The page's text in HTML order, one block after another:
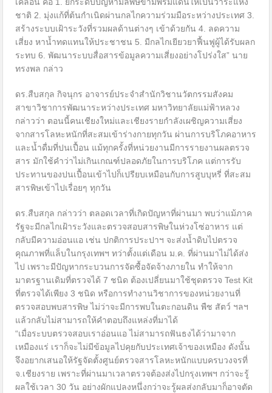
ชาติ 2. มุ่งแก้ที่ต้นกำเนิดผ่านกลไกความร่วมมือระหว่างประเทศ 3.
สร้างระบบเฝ้าระวังที่รวมผลด้านต่างๆ เข้าด้วยกัน 4. ลดความ
เสี่ยง หาน้ำทดแทนให้ประชาชน 5. มีกลไกเยียวยาฟื้นฟูผู้ได้รับผลก
ระทบ 6. พัฒนาระบบสื่อสารข้อมูลความเสี่ยงอย่างโปร่งใส” นาย
ทรงพล กล่าว
ดร.สืบสกุล กิจนุกร อาจารย์ประจำสำนักวิชานวัตกรรมสังคม
สาขาวิชาการพัฒนาระหว่างประเทศ มหาวิทยาลัยแม่ฟ้าหลวง
กล่าวว่า ตอนนี้คนเชียงใหม่และเชียงรายกำลังเผชิญความเสี่ยง
จากสารโลหะหนักที่สะสมเข้าร่างกายทุกวัน ผ่านการบริโภคอาหาร
และน้ำดื่มที่ปนเปื้อน แม้ทุกครั้งที่หน่วยงานมีการรายงานผลตรวจ
สาร มักใช้คำว่าไม่เกินเกณฑ์ปลอดภัยในการบริโภค แต่การรับ
ประทานของปนเปื้อนเข้าไปก็เปรียบเหมือนกับการสูบบุหรี่ ที่สะสม
สารพิษเข้าไปเรื่อยๆ ทุกวัน
ดร.สืบสกุล กล่าวว่า ตลอดเวลาที่เกิดปัญหาที่ผ่านมา พบว่าแม้ภาค
รัฐจะมีกลไกเฝ้าระวังและตรวจสอบสารพิษในห่วงโซ่อาหาร แต่
กลับมีความอ่อนแอ เช่น ปกติการประปาฯ จะส่งน้ำดิบไปตรวจ
คุณภาพที่แล็บในกรุงเทพฯ ทว่าตั้งแต่เดือน ม.ค. ที่ผ่านมาไม่ได้ส่ง
ไป เพราะมีปัญหากระบวนการจัดซื้อจัดจ้างภายใน ทำให้จาก
มาตรฐานเดิมที่ตรวจได้ 7 ชนิด ต้องเปลี่ยนมาใช้ชุดตรวจ Test Kit
ที่ตรวจได้เพียง 3 ชนิด หรือการทำงานวิชาการของหน่วยงานที่
ตรวจสอบพบสารพิษ ไม่ว่าจะมีการพบในตะกอนดิน พืช สัตว์ ฯลฯ
แล้วกลับไม่สามารถให้คำตอบถึงแหล่งที่มาได้
“เมื่อระบบตรวจสอบเราอ่อนแอ ไม่สามารถฟันธงได้ว่ามาจาก
เหมืองแร่ เราก็จะไม่มีข้อมูลไปคุยกับประเทศเจ้าของเหมือง ดังนั้น
จึงอยากเสนอให้รัฐจัดตั้งศูนย์ตรวจสารโลหะหนักแบบครบวงจรที่
จ.เชียงราย เพราะที่ผ่านมาเวลาตรวจต้องส่งไปกรุงเทพฯ กว่าจะรู้
ผลใช้เวลา 30 วัน อย่างผักแปลงหนึ่งกว่าจะรู้ผลส่งกลับมาก็อาจตัด